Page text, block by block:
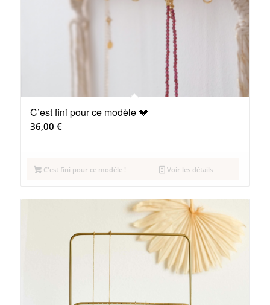
C’est fini pour ce modèle 💔
36,00 €
C'est fini pour ce modèle ! Voir les détails